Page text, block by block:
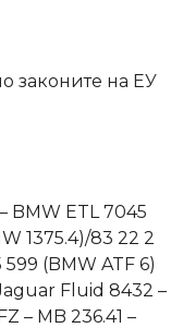
законите на ЕУ
BMW ETL 7045
1375.4)/83 22 2
(BMW ATF 6)
Fluid 8432 –
– MB 236.41 –